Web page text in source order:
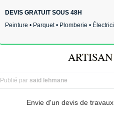
DEVIS GRATUIT SOUS 48H
Peinture • Parquet • Plomberie •
Publié par said lehmane
Envie d'un devis de travaux de